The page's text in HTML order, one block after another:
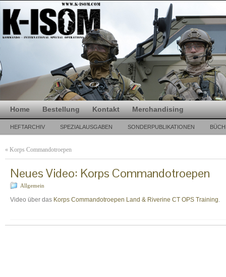
Home Bestellung Kontakt Merchandising
HEFTARCHIV SPEZIALAUSGABEN SONDERPUBLIKATIONEN
« Korps Commandotroepen
Neues Video: Korps Commandotroepen
Allgemein
Video über das Korps Commandotroepen Land & Riverine CT OPS Training.